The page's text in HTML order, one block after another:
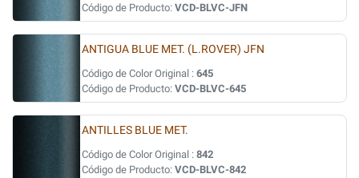
Código de Producto: VCD-BLVC-JFN
ANTIGUA BLUE MET. (L.ROVER) JFN
Código de Color Original : 645
Código de Producto: VCD-BLVC-645
ANTILLES BLUE MET.
Código de Color Original : 842
Código de Producto: VCD-BLVC-842